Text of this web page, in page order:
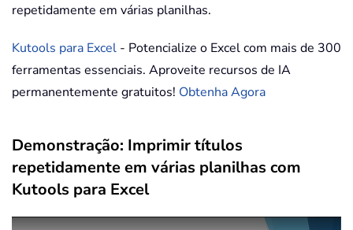
repetidamente em várias planilhas.
Kutools para Excel - Potencialize o Excel com mais de 300
ferramentas essenciais. Aproveite recursos de IA
permanentemente gratuitos! Obtenha Agora
Demonstração: Imprimir títulos
repetidamente em várias planilhas com
Kutools para Excel